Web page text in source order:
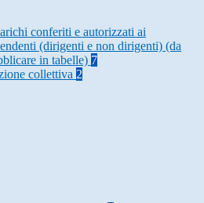
conferiti e autorizzati ai
(dirigenti e non dirigenti) (da
in tabelle) 7
collettiva 2